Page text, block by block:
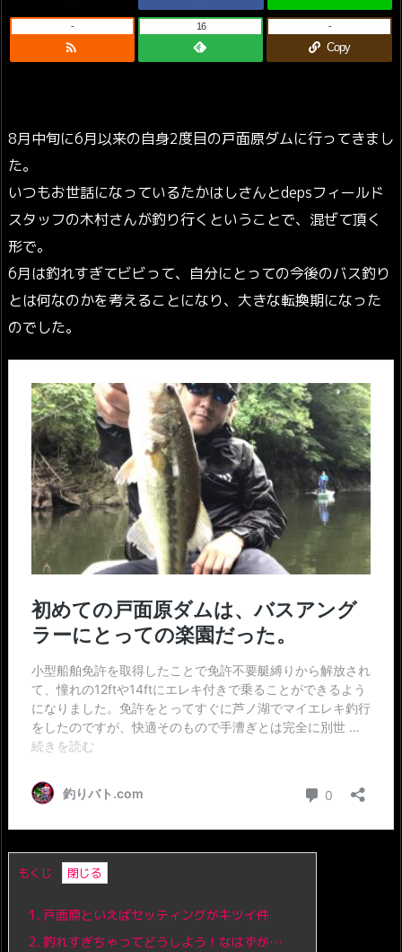

- 16
Copy
-
8月中旬に6月以来の自身2度目の戸面原ダムに行ってきまし
た。
いつもお世話になっているたかはしさんとdepsフィールド
スタッフの木村さんが釣り行くということで、混ぜて頂く
形で。
6月は釣れすぎてビビって、自分にとっての今後のバス釣り
とは何なのかを考えることになり、大きな転換期になった
のでした。
もくじ
1. 戸面原といえばセッティングがキツイ件
2. 釣れすぎちゃってどうしよう！なはずが…